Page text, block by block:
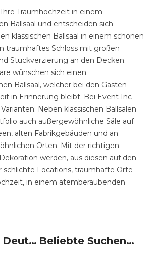
Traumhochzeit in einem
Ballsaal und entscheiden sich
klassischen Ballsaal in einem schönen
traumhaftes Schloss mit großen
Stuckverzierung an den Decken.
wünschen sich einen
Ballsaal, welcher bei den Gästen
in Erinnerung bleibt. Bei Event Inc
Neben klassischen Ballsälen
auch außergewöhnliche Säle auf
alten Fabrikgebäuden und an
Orten. Mit der richtigen
werden, aus diesen auf den
schlichte Locations, traumhafte Orte
in einem atemberaubenden
Festsäle in Deutschland Beliebte Suchen auf Event Inc